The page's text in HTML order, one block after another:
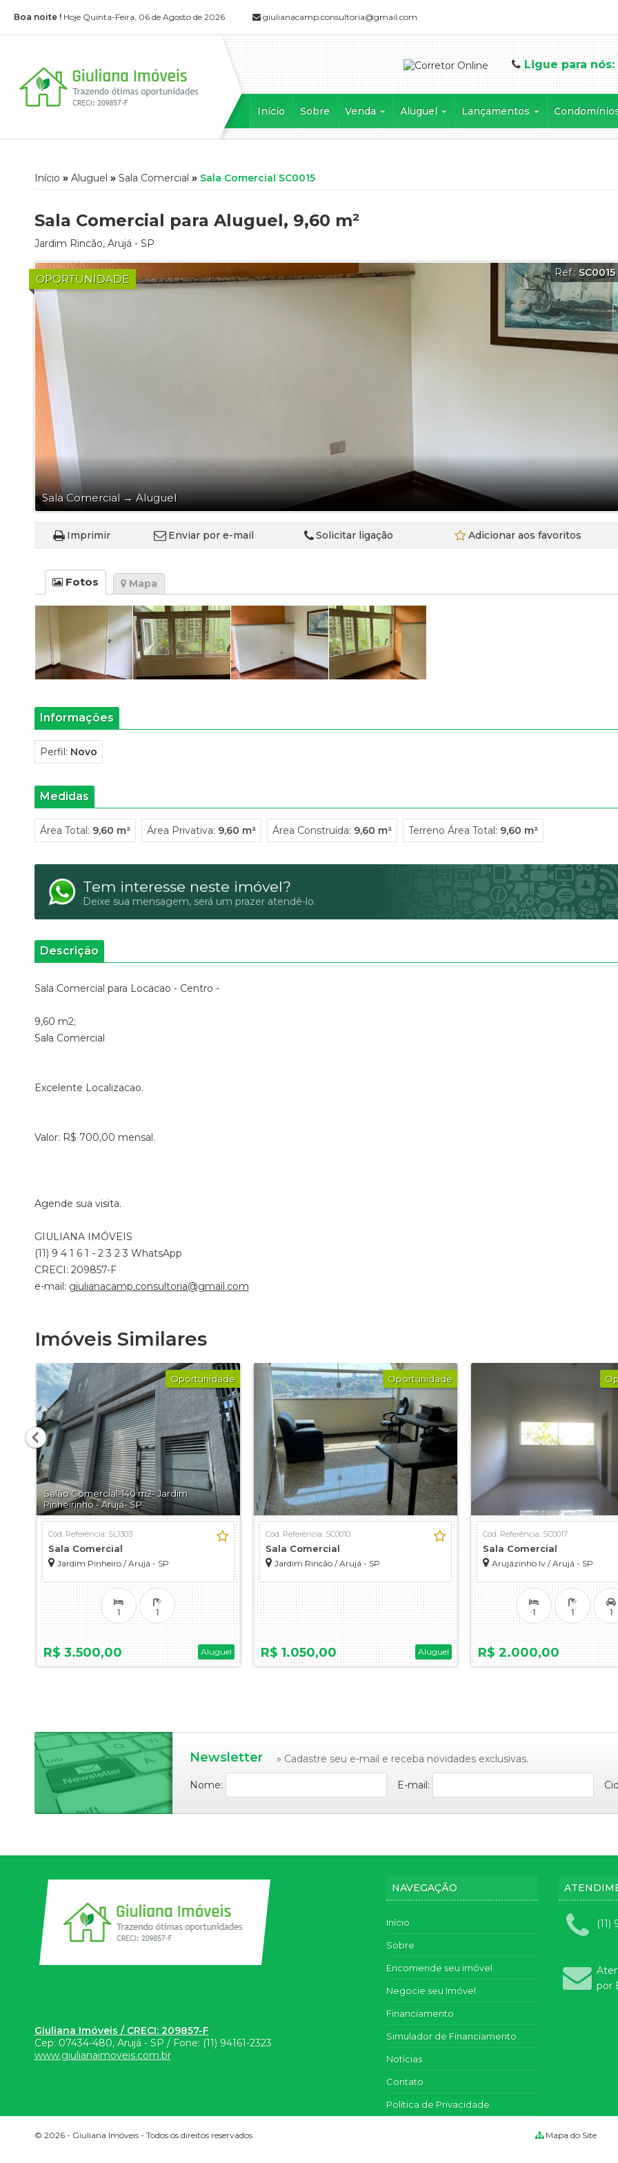
Boa noite ! Hoje Quinta-Feira, 06 de Agosto de 2026 giulianacamp.consultoria@gmail.com
Ligue para nós:
Início Sobre Venda
Apartamento (53)
Casa (26)
Casa em Condomínio (113)
Cobertura (1)
Flat (10)
Aluguel
Apartamento (11)
Casa Alto Padrão (2)
Imóvel Comercial (4)
Kitnet (3)
Lançamentos
Apartamento (1)
Boulevard
Condomínio
Condominio
Condominio
Condomínio
Condomínio
Condominio
Condominio
Condomínio
Condomínio
Condomínio
Condominio
Condominio
Condomínio
Condominio
Condomínio
Condomínio Hills
Condomínio
Condomínio
Condominio
Condomínio
Condomínio
Condomínio
Edificio
Jm 600 (6)
Mont Clair (1)
Piazza Navona
Início » Aluguel » Sala Comercial » Sala Comercial SC0015
Sala Comercial para Aluguel, 9,60 m²
Jardim Rincão, Arujá - SP
OPORTUNIDADE
Sala Comercial→Aluguel
Ref.: SC0015
Imprimir Enviar por e-mail Solicitar ligação Adicionar aos favoritos
Fotos Mapa
Informações
Perfil: Novo
Medidas
Área Total: 9,60 m² Área Privativa: 9,60 m² Área Construída: 9,60 m² Terreno Área Total: 9,60 m²
Tem interesse neste imóvel?
Deixe sua mensagem, será um prazer atendê-lo.
Descrição
Sala Comercial para Locacao - Centro -
9,60 m2;
Sala Comercial
Excelente Localizacao.
Valor: R$ 700,00 mensal.
Agende sua visita.
GIULIANA IMÓVEIS
(11) 9 4 1 6 1 - 2 3 2 3 WhatsApp
CRECI: 209857-F
e-mail: giulianacamp.consultoria@gmail.com
Imóveis Similares
Oportunidade
Salão Comercial-140 m2- Jardim
Pinheirinho - Arujá- SP
Cód. Referência: SL1303
Sala Comercial
Jardim Pinheiro / Arujá - SP
Aluguel
R$ 3.500,00
1 1
Oportunidade
Cód. Referência: SC0010
Sala Comercial
Jardim Rincão / Arujá - SP
Aluguel
R$ 1.050,00
Cód. Referência: SC0017
Sala Comercial
Arujázinho Iv / Arujá - SP
R$ 2.000,00
1 1 1
Newsletter » Cadastre seu e-mail e receba novidades exclusivas.
Nome: E-mail:
Giuliana Imóveis / CRECI: 209857-F
Cep: 07434-480, Arujá - SP / Fone: (11) 94161-2323
www.giulianaimoveis.com.br
NAVEGAÇÃO
Início
Sobre
Encomende seu imóvel
Negocie seu Imóvel
Financiamento
Simulador de Financiamento
Notícias
Contato
Política de Privacidade
(11)
por
© 2026 - Giuliana Imóveis- Todos os direitos reservados Mapa do Site